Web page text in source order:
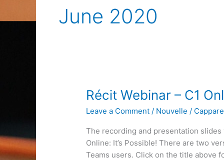
June 2020
Récit Webinar – C1
Leave a Comment / Nouvelle /
The recording and presentation
Online: It’s Possible! There are two
Teams users. Click on the title above